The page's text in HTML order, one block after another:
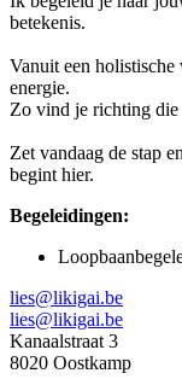
betekenis.
Vanuit een
energie.
Zo vind je richting
Zet vandaag de stap
begint hier.
Begeleidingen:
lies@likigai.be
lies@likigai.be
Kanaalstraat 3
8020 Oostkamp